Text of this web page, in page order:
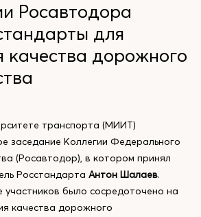
Росавтодора
для
качества дорожного
транспорта (МИИТ)
заседание Коллегии Федерального
(Росавтодор), в котором принял
Росстандарта Антон Шалаев.
было сосредоточено на
качества дорожного